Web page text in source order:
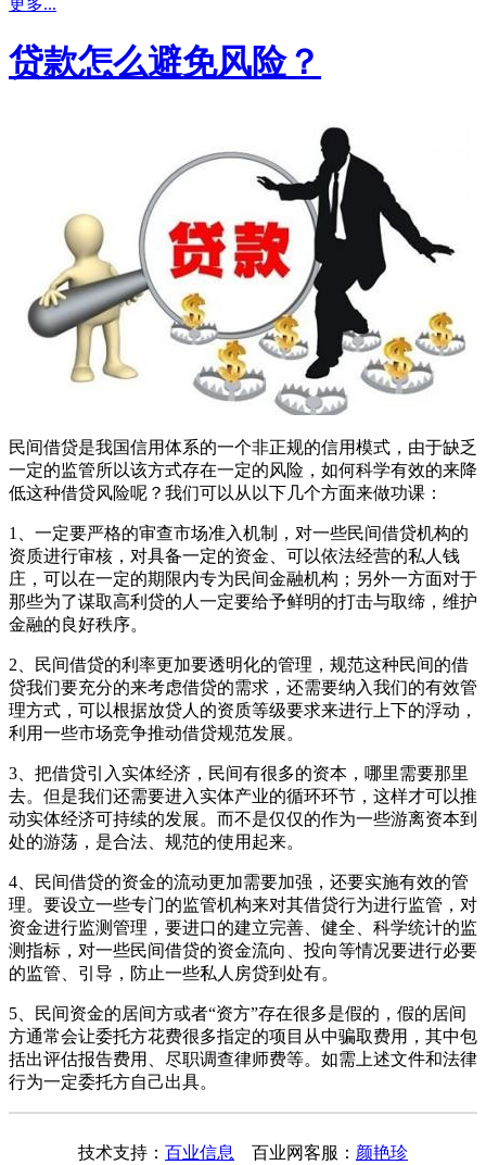
贷款怎么避免风险？
民间借贷是我国信用体系的一个非正规的信用模式，由于缺乏
一定的监管所以该方式存在一定的风险，如何科学有效的来降
低这种借贷风险呢？我们可以从以下几个方面来做功课：
1、一定要严格的审查市场准入机制，对一些民间借贷机构的
资质进行审核，对具备一定的资金、可以依法经营的私人钱
庄，可以在一定的期限内专为民间金融机构；另外一方面对于
那些为了谋取高利贷的人一定要给予鲜明的打击与取缔，维护
金融的良好秩序。
2、民间借贷的利率更加要透明化的管理，规范这种民间的借
贷我们要充分的来考虑借贷的需求，还需要纳入我们的有效管
理方式，可以根据放贷人的资质等级要求来进行上下的浮动，
利用一些市场竞争推动借贷规范发展。
3、把借贷引入实体经济，民间有很多的资本，哪里需要那里
去。但是我们还需要进入实体产业的循环环节，这样才可以推
动实体经济可持续的发展。而不是仅仅的作为一些游离资本到
处的游荡，是合法、规范的使用起来。
4、民间借贷的资金的流动更加需要加强，还要实施有效的管
理。要设立一些专门的监管机构来对其借贷行为进行监管，对
资金进行监测管理，要进口的建立完善、健全、科学统计的监
测指标，对一些民间借贷的资金流向、投向等情况要进行必要
的监管、引导，防止一些私人房贷到处有。
5、民间资金的居间方或者“资方”存在很多是假的，假的居间
方通常会让委托方花费很多指定的项目从中骗取费用，其中包
括出评估报告费用、尽职调查律师费等。如需上述文件和法律
行为一定委托方自己出具。
技术支持： 百业信息 百业网客服： 颜艳珍